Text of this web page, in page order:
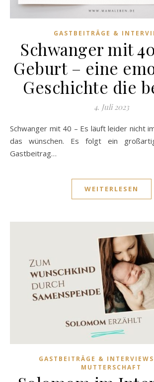
GASTBEITRÄGE &
Schwanger mit
Geburt – eine
Geschichte die
4. Juli 2023
Schwanger mit 40 – Es läuft leider nicht immer, wie wir uns
das wünschen. Es folgt ein
Gastbeitrag…
WEITERLESEN
GASTBEITRÄGE & INTERVIEWS
MUTTERSCHAFT